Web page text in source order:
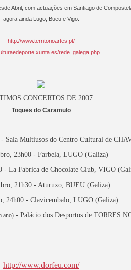
Abril, com actuações em Santiago de
agora ainda Lugo, Bueu e Vigo.
http://www.territorioartes.pt/
rede_galega.php
CONCERTOS DE 2007
Toques do Caramulo
Sala Multiusos do Centro Cultural de
23h00 - Farbela, LUGO (Galiza)
- La Fabrica de Chocolate Club, VIGO
21h30 - Aturuxo, BUEU (Galiza)
24h00 - Clavicembalo, LUGO (Galiza)
ano)- Palácio dos Desportos de TORRES
http://www.dorfeu.com/